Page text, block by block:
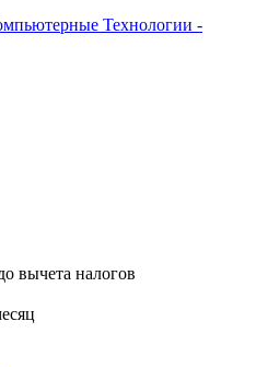
Технологии -
вычета налогов